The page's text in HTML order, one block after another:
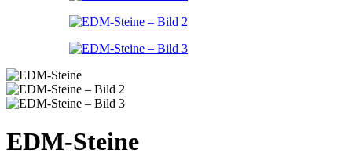
EDM-Steine